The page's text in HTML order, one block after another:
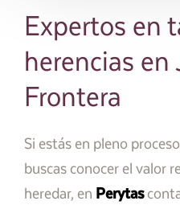
Expertos en
herencias en
Frontera
Si estás en pleno
buscas conocer el valor
heredar, en Perytas